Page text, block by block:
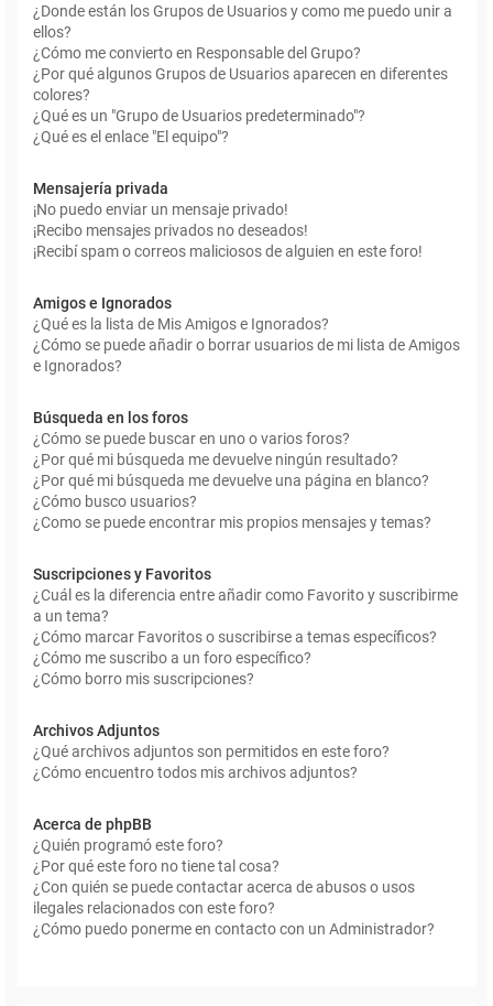
¿Donde están los Grupos de Usuarios y como me puedo unir a
ellos?
¿Cómo me convierto en Responsable del Grupo?
¿Por qué algunos Grupos de Usuarios aparecen en diferentes
colores?
¿Qué es un "Grupo de Usuarios predeterminado"?
¿Qué es el enlace "El equipo"?
Mensajería privada
¡No puedo enviar un mensaje privado!
¡Recibo mensajes privados no deseados!
¡Recibí spam o correos maliciosos de alguien en este foro!
Amigos e Ignorados
¿Qué es la lista de Mis Amigos e Ignorados?
¿Cómo se puede añadir o borrar usuarios de mi lista de Amigos
e Ignorados?
Búsqueda en los foros
¿Cómo se puede buscar en uno o varios foros?
¿Por qué mi búsqueda me devuelve ningún resultado?
¿Por qué mi búsqueda me devuelve una página en blanco?
¿Cómo busco usuarios?
¿Como se puede encontrar mis propios mensajes y temas?
Suscripciones y Favoritos
¿Cuál es la diferencia entre añadir como Favorito y suscribirme
a un tema?
¿Cómo marcar Favoritos o suscribirse a temas específicos?
¿Cómo me suscribo a un foro específico?
¿Cómo borro mis suscripciones?
Archivos Adjuntos
¿Qué archivos adjuntos son permitidos en este foro?
¿Cómo encuentro todos mis archivos adjuntos?
Acerca de phpBB
¿Quién programó este foro?
¿Por qué este foro no tiene tal cosa?
¿Con quién se puede contactar acerca de abusos o usos
ilegales relacionados con este foro?
¿Cómo puedo ponerme en contacto con un Administrador?